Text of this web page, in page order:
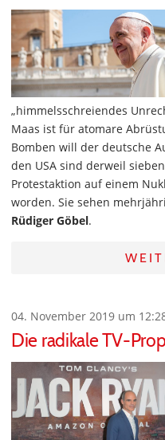
„himmelsschreiendes
Maas ist für atomare
Bomben will der deutsche
den USA sind derweil
Protestaktion auf einem
worden. Sie sehen
Rüdiger Göbel.
04. November 2019 um
Die radikale TV-